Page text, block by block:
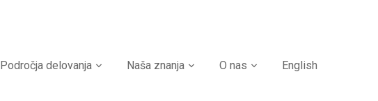
Področja delovanja Naša znanja O nas English